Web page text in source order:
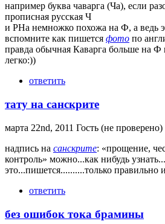
например буква чаварга (Ча), если
прописная русская Ч
и РНа немножко похожа на Ф, а ведь
вспомните как пишется фото по
правда обычная Каварга больше на Ф
легко:))
ответить
тату на санскрите
марта 22nd, 2011 Гость (не проверено)
надпись на санскрите: «прощение,
контроль» можно...как нибудь
это...пишется..........только правильно
ответить
без ошибок тока брамины